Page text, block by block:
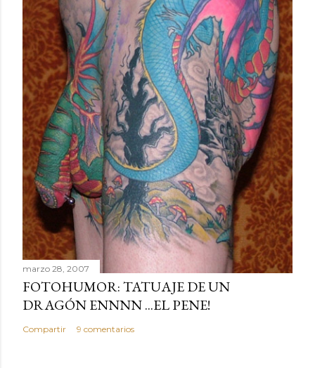
marzo 28, 2007
FOTOHUMOR: TATUAJE DE UN
DRAGÓN ENNNN ...EL PENE!
Compartir 9 comentarios